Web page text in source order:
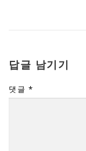
답글 남기기
댓글 *